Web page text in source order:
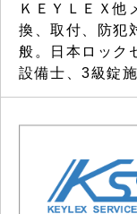
ＫＥＹＬＥＸ他
換、取付、防犯
般。日本ロック
設備士、3級錠